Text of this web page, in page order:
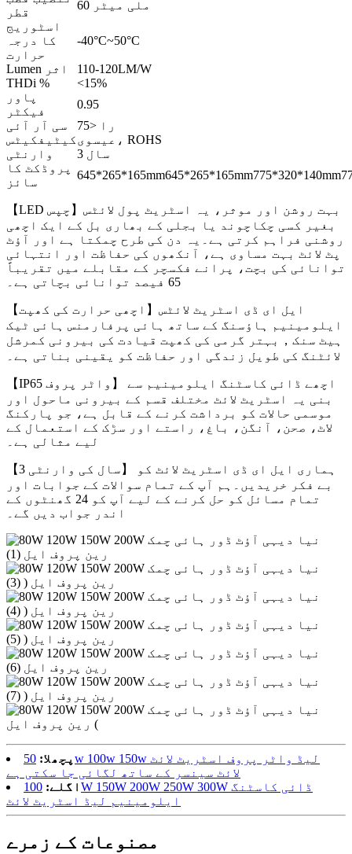
قطر
60 ملی میٹر
اسٹوریج
کا درجہ
حرارت
-40°C~50°C
Lumen اثر
110-120LM/W
THDi %
<15%
پاور
فیکٹر
0.95
سی آر آئی
را <75
کیٹیفکیٹس
عیسوی، ROHS
وارنٹی
3 سال
پروڈکٹ کا
سائز
645*265*165mm645*265*165mm775*320*140mm
【LED چپس】بہت روشن اور موثر، یہ اسٹریٹ پول لائٹس
بغیر کسی چکاچوند یا بجلی کے بھاری بل کے ایک اچھی
روشنی فراہم کرتی ہے۔یہ دن کی طرح چمکتا ہے اور آؤٹ
پٹ لائٹ بہت مساوی ہے، آنکھوں کی حفاظت اور انتہائی
توانائی کی بچت، پرانے فکسچر کے مقابلے میں تقریباً
65 فیصد توانائی بچاتی ہے۔
【اچھی حرارت کی کھپت】ایل ای ڈی اسٹریٹ لائٹس
ایلومینیم ہاؤسنگ کے ساتھ ہائی پرفارمنس ہائی ٹیک
ہیٹ سنک，بہتر گرمی کی کھپت قیادت کی بیرونی کمرشل
لائٹنگ کی طویل زندگی اور حفاظت کو یقینی بناتی ہے۔
【IP65 واٹر پروف】 اچھے ڈائی کاسٹنگ ایلومینیم سے
بنی یہ اسٹریٹ لائٹ مختلف قسم کے بیرونی ماحول اور
موسمی حالات کو برداشت کرنے کے قابل ہے، جو پارکنگ
لاٹ، صحن، آنگن، باغ، راستے اور سڑک کے استعمال کے
لیے مثالی ہے۔
【3 سال کی وارنٹی】 ہماری ایل ای ڈی اسٹریٹ لائٹ کو
بے فکر خریدیں۔ہم آپ کے تمام سوالات کے جوابات اور
تمام مسائل کو حل کرنے کے لیے آپ کو 24 گھنٹوں کے
اندر جواب دیں گے۔
پچھلا: 50w 100w 150w لیڈ واٹر پروف اسٹریٹ لائٹ
لائٹ سینسر کے ساتھ لگائی جا سکتی ہے
اگلے: 100W 150W 200W 250W 300W ڈائی کاسٹنگ
ایلومینیم لیڈ اسٹریٹ لائٹ
مصنوعات کے زمرے